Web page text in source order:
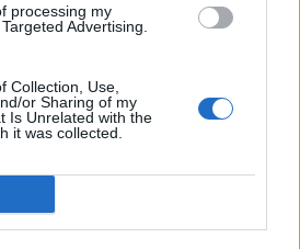
processing my
Advertising.
Collection, Use,
or Sharing of my
Is Unrelated with the
it was collected.
amely a tengerre és a fényre
Villa...